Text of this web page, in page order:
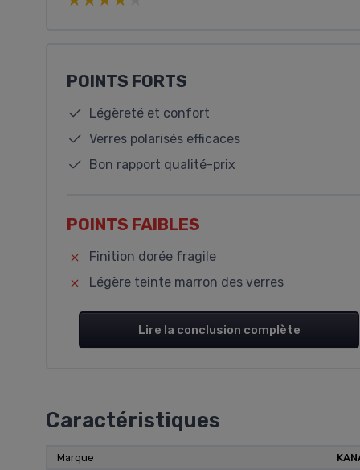
POINTS FORTS
Légèreté et confort
Verres polarisés efficaces
Bon rapport qualité-prix
POINTS FAIBLES
Finition dorée fragile
Légère teinte marron des verres
Lire la conclusion complète
Caractéristiques
Marque